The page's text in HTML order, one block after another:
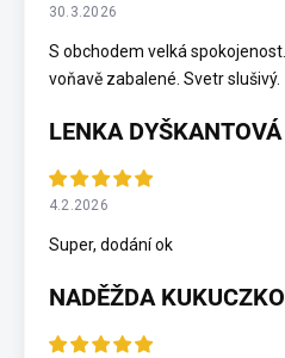
30.3.2026
S obchodem velká
voňavě zabalené. Svetr slušivý.
LENKA DYŠKANTOVÁ
4.2.2026
Super, dodání ok
NADĚŽDA